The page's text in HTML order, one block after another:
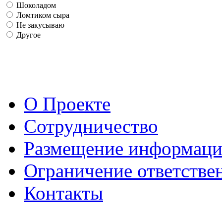
Шоколадом
Ломтиком сыра
Не закусываю
Другое
О Проекте
Сотрудничество
Размещение
Ограничение
Контакты